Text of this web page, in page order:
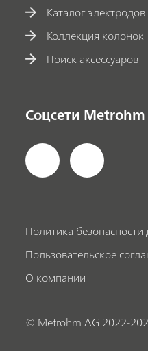
Каталог электродов
Коллекция колонок
Поиск аксессуаров
Соцсети Metrohm
Политика
Пользовательское
О компании
© Metrohm AG 2022-